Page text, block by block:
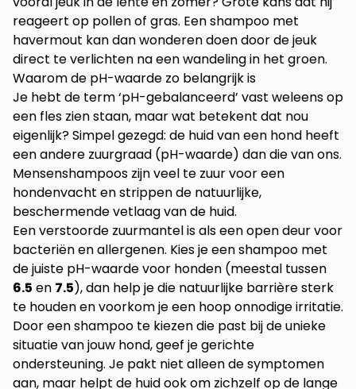
reageert op pollen of gras. Een shampoo met
havermout kan dan wonderen doen door de jeuk
direct te verlichten na een wandeling in het groen.
Waarom de pH-waarde zo belangrijk is
Je hebt de term ‘pH-gebalanceerd’ vast weleens op
een fles zien staan, maar wat betekent dat nou
eigenlijk? Simpel gezegd: de huid van een hond heeft
een andere zuurgraad (pH-waarde) dan die van ons.
Mensenshampoos zijn veel te zuur voor een
hondenvacht en strippen de natuurlijke,
beschermende vetlaag van de huid.
Een verstoorde zuurmantel is als een open deur voor
bacteriën en allergenen. Kies je een shampoo met
de juiste pH-waarde voor honden (meestal tussen
6.5 en 7.5), dan help je die natuurlijke barrière sterk
te houden en voorkom je een hoop onnodige irritatie.
Door een shampoo te kiezen die past bij de unieke
situatie van jouw hond, geef je gerichte
ondersteuning. Je pakt niet alleen de symptomen
aan, maar helpt de huid ook om zichzelf op de lange